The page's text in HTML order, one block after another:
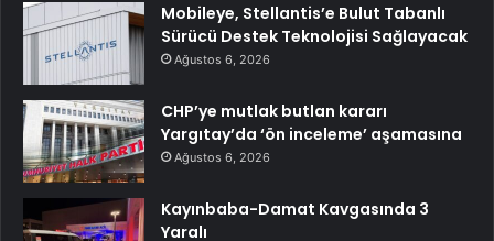
Mobileye, Stellantis’e Bulut Tabanlı
Sürücü Destek Teknolojisi Sağlayacak
Ağustos 6, 2026
CHP’ye mutlak butlan kararı
Yargıtay’da ‘ön inceleme’ aşamasına
Ağustos 6, 2026
Kayınbaba-Damat Kavgasında 3
Yaralı